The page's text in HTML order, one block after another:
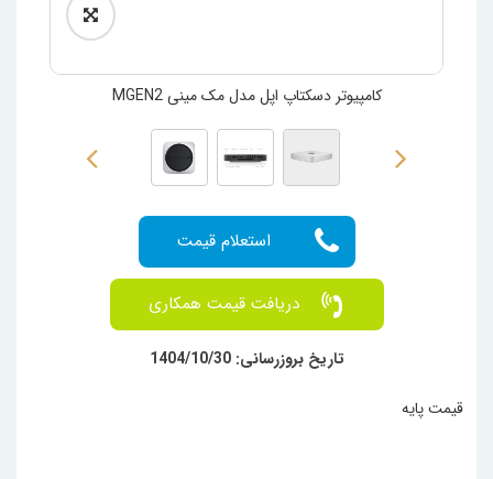
کامپیوتر دسکتاپ اپل مدل مک مینی MGEN2
قیمت پایه
تاریخ بروزرسانی: 1404/10/30
دریافت قیمت همکاری